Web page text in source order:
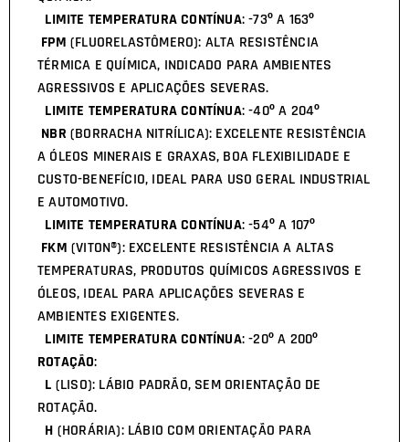
LIMITE TEMPERATURA CONTÍNUA: -73º A 163º
FPM (FLUORELASTÔMERO): ALTA RESISTÊNCIA
TÉRMICA E QUÍMICA, INDICADO PARA AMBIENTES
AGRESSIVOS E APLICAÇÕES SEVERAS.
LIMITE TEMPERATURA CONTÍNUA: -40º A 204º
NBR (BORRACHA NITRÍLICA): EXCELENTE RESISTÊNCIA
A ÓLEOS MINERAIS E GRAXAS, BOA FLEXIBILIDADE E
CUSTO-BENEFÍCIO, IDEAL PARA USO GERAL INDUSTRIAL
E AUTOMOTIVO.
LIMITE TEMPERATURA CONTÍNUA: -54º A 107º
FKM (VITON®): EXCELENTE RESISTÊNCIA A ALTAS
TEMPERATURAS, PRODUTOS QUÍMICOS AGRESSIVOS E
ÓLEOS, IDEAL PARA APLICAÇÕES SEVERAS E
AMBIENTES EXIGENTES.
LIMITE TEMPERATURA CONTÍNUA: -20º A 200º
ROTAÇÃO:
L (LISO): LÁBIO PADRÃO, SEM ORIENTAÇÃO DE
ROTAÇÃO.
H (HORÁRIA): LÁBIO COM ORIENTAÇÃO PARA